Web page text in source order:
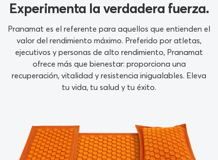
Experimenta la verdadera fuerza.
Pranamat es el referente para aquellos que entienden el
valor del rendimiento máximo. Preferido por atletas,
ejecutivos y personas de alto rendimiento, Pranamat
ofrece más que bienestar: proporciona una
recuperación, vitalidad y resistencia inigualables. Eleva
tu vida, tu salud y tu éxito.